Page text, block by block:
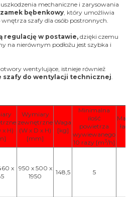
mechaniczne i zarysowania
bębenkowy, który umożliwia
szafy dla osób postronnych.
regulację w postawie, dzięki czemu
na nierównym podłożu jest szybka i
otwory wentylujące, istnieje również
szafy do wentylacji technicznej.
x H)
Wymiary
zewnętrzne
(W x D x H)
[mm]
Waga
[kg]
Minimalna
ilość
powietrza
wywiewanego
10 razy [m3/h]
x 950 x 500 x
1950
148,5 5